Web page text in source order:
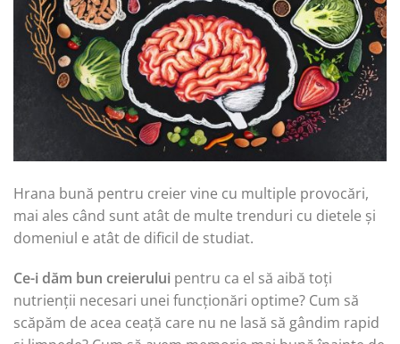
Hrana bună pentru creier vine cu multiple provocări,
mai ales când sunt atât de multe trenduri cu dietele și
domeniul e atât de dificil de studiat.
Ce-i dăm bun creierului pentru ca el să aibă toți
nutrienții necesari unei funcționări optime? Cum să
scăpăm de acea ceață care nu ne lasă să gândim rapid